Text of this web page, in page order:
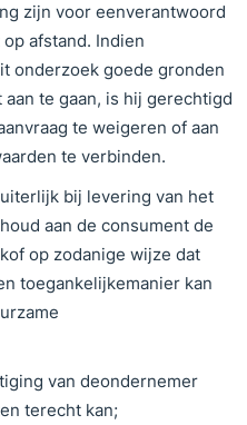
zijn voor eenverantwoord
afstand. Indien
onderzoek goede gronden
te gaan, is hij gerechtigd
te weigeren of aan
te verbinden.
bij levering van het
aan de consument de
op zodanige wijze dat
toegankelijkemanier kan
van deondernemer
terecht kan;